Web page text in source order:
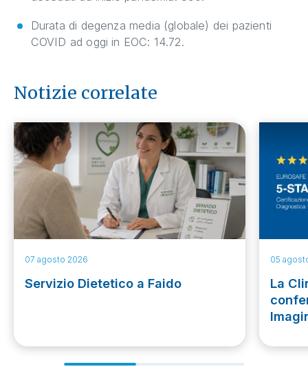
Durata di degenza media (globale) dei pazienti
COVID ad oggi in EOC: 14.72.
Notizie correlate
07 agosto 2026
Servizio Dietetico a Faido
05
La